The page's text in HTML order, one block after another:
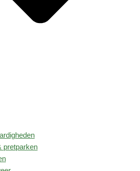
pretparken